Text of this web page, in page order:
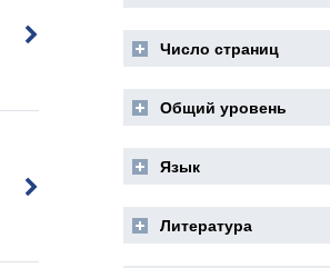
Число страниц
Общий уровень
Язык
Литература